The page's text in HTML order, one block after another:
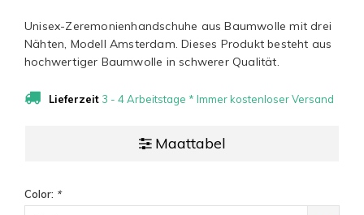
Unisex-Zeremonienhandschuhe aus Baumwolle mit drei
Nähten, Modell Amsterdam. Dieses Produkt besteht aus
hochwertiger Baumwolle in schwerer Qualität.
Lieferzeit 3 - 4 Arbeitstage * Immer kostenloser Versand
Maattabel
Color: *